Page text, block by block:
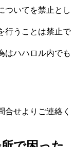
ついてを禁止とし
行うことは禁止で
はハハロル内でも
合せよりご連絡く